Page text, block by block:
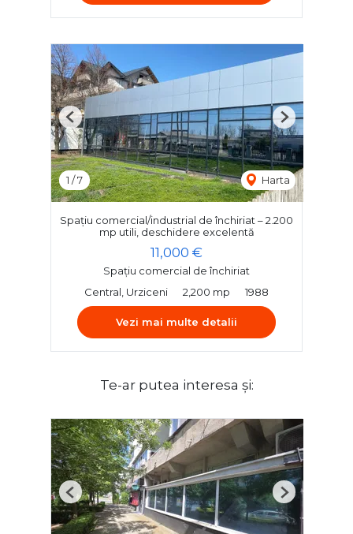
1 /7 Harta
Previous Next
Spațiu comercial/industrial de închiriat – 2.200
mp utili, deschidere excelentă
11,000 €
Spațiu comercial de închiriat
Central, Urziceni
2,200 mp 1988
Vezi mai multe detalii
Te-ar putea interesa și:
Previous Next